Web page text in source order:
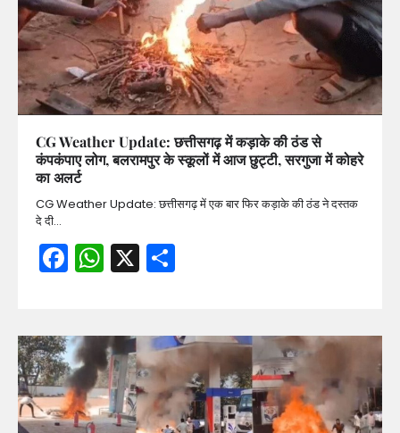
CG Weather Update: छत्तीसगढ़ में कड़ाके की ठंड से
कंपकंपाए लोग, बलरामपुर के स्कूलों में आज छुट्टी, सरगुजा में कोहरे
का अलर्ट
CG Weather Update: छत्तीसगढ़ में एक बार फिर कड़ाके की ठंड ने दस्तक
दे दी…
Facebook
WhatsApp
X